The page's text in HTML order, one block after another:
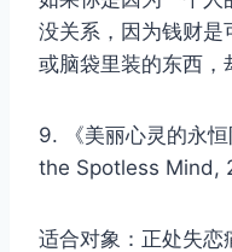
没关系，因为钱财是
或脑袋里装的东西，
9. 《美丽心灵的永
the Spotless Mind,
适合对象：正处失恋